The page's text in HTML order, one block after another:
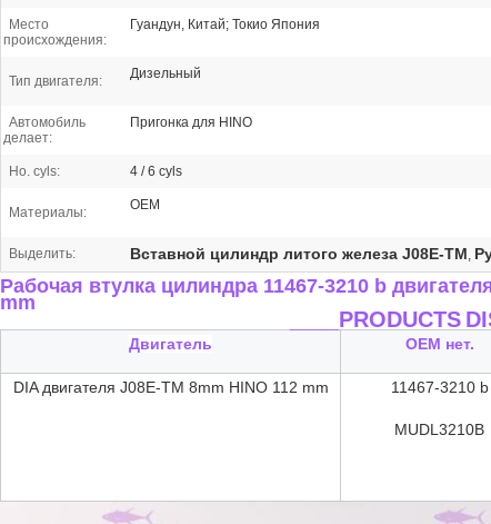
Место
происхождения:
Гуандун, Китай; Токио Япония
Тип двигателя: Дизельный
Автомобиль
делает:
Пригонка для HINO
Но. cyls: 4 / 6 cyls
Материалы: OEM
Выделить: Вставной цилиндр литого железа J08E-TM,
Рабочая втулка цилиндра 11467-3210 b
mm
____PRODUCTS
Двигатель OEM нет.
DIA двигателя J08E-TM 8mm HINO 112 mm 11467-3210 b
MUDL 3210B